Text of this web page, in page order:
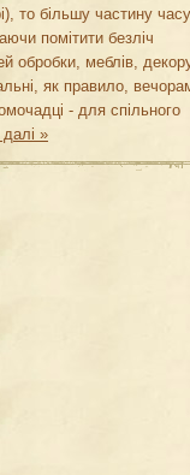
то більшу частину часу
помітити безліч
обробки, меблів,
як правило,
- для спільного
»